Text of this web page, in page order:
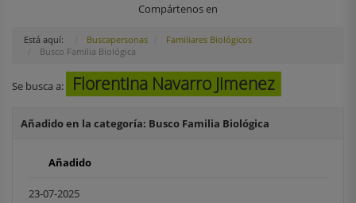
Compártenos en
Está aquí: Buscapersonas
Familiares Biológicos
Busco Familia Biológica
Se busca a: Florentina Navarro Jimenez
Añadido en la categoría: Busco Familia Biológica
Añadido
23-07-2025